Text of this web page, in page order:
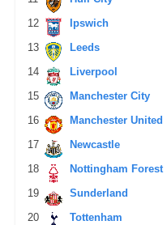
12
Ipswich
13
Leeds
14
Liverpool
15
Manchester City
16
Manchester United
17
Newcastle
18
Nottingham Forest
19
Sunderland
20
Tottenham